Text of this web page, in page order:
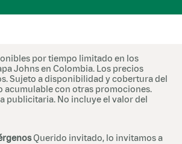
de notificaciones judiciales:
por tiempo limitado en los
Johns en Colombia. Los precios
Sujeto a disponibilidad y cobertura del
acumulable con otras promociones.
publicitaria. No incluye el valor del
Querido invitado, lo invitamos a